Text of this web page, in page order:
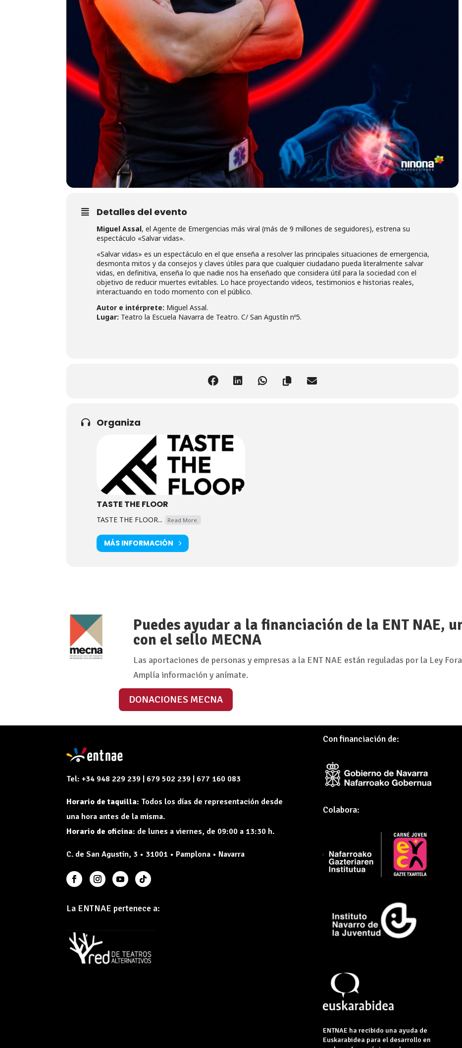
Detalles del evento
Miguel Assal, el Agente de Emergencias más viral (más de 9 millones de seguidores), estrena su
espectáculo «Salvar vidas».
«Salvar vidas» es un espectáculo en el que enseña a resolver las principales situaciones de emergencia,
desmonta mitos y da consejos y claves útiles para que cualquier ciudadano pueda literalmente salvar
vidas, en definitiva, enseña lo que nadie nos ha enseñado que considera útil para la sociedad con el
objetivo de reducir muertes evitables. Lo hace proyectando videos, testimonios e historias reales,
interactuando en todo momento con el público.
Autor e intérprete: Miguel Assal.
Lugar: Teatro la Escuela Navarra de Teatro. C/ San Agustín nº5.
Organiza
TASTE THE FLOOR
TASTE THE FLOOR... Read More.
MÁS INFORMACIÓN
Puedes ayudar a la financiación de la ENT NAE,
con el sello MECNA
Las aportaciones de personas y empresas a la ENT NAE están reguladas por la Ley
Amplía información y anímate.
DONACIONES MECNA
Tel: +34 948 229 239 | 679 502 239 | 677 160 083
Horario de taquilla: Todos los días de representación desde
una hora antes de la misma.
Horario de oficina: de lunes a viernes, de 09:00 a 13:30 h.
C. de San Agustín, 3 • 31001 • Pamplona • Navarra
La ENTNAE pertenece a:
Con financiación de:
Colabora:
ENTNAE ha recibido una ayuda de
Euskarabidea para el desarrollo en